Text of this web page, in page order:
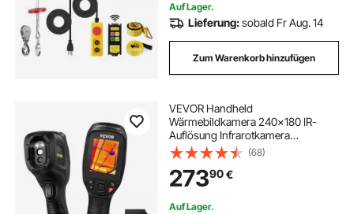
Auf Lager.
Lieferung:sobald Fr Aug. 14
Zum Warenkorb hinzufügen
VEVOR Handheld
Wärmebildkamera 240x180 IR-
Auflösung Infrarotkamera
Thermometer 40mK Thermografie
Kamera -20-550°C Thermokamera
Identifizierung von Wilden Tiere
Elektrisch Hotspots Fehlenden
Isolierung
(68)
27390€
Auf Lager.